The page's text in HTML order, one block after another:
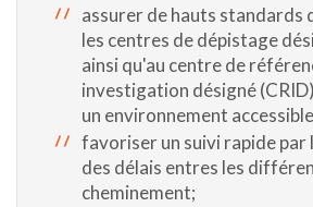
assurer de hauts standards
les centres de dépistage
ainsi qu'au centre de
investigation désigné
un environnement
favoriser un suivi rapide par
des délais entres les
cheminement;